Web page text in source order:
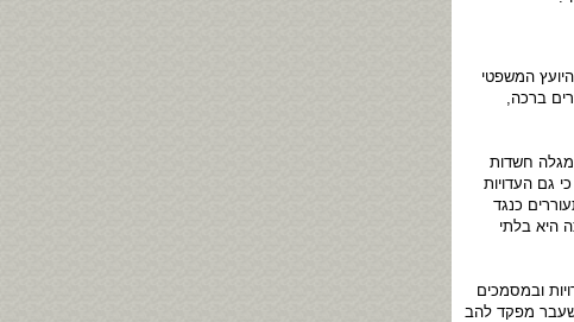
המשפטי
ברכה,
מגלה חשדות
גם העדויות
כנגד
היא בלתי
ובמסמכים
מפקד להב